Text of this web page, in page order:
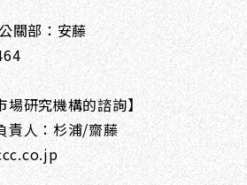
關部：安藤
場研究機構的諮詢】
責人：杉浦/齋藤